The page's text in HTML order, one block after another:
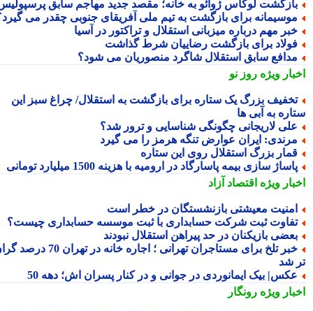
لوکاس ژوائو به خانه؛ مقصد جدید مهاجم سابق پرسپولیس
برای بازگشت به تیم ملی آفریقای جنوبی چقدر می گیرد؟
مهم درباره میزبانی استقلال و تراکتور در آسیا
برای بازگشت رضاییان شرط گذاشت
سابق استقلال شاگرد منصوریان می شود؟
ویژهروز نو
بزرگ یک ستاره برای بازگشت به استقلال/ چراغ سبز این
به آبی ها
لاریجانی چگونگی شناسایی و ترور شد؟
ایران عوارض تنگه هرمز را می گیرد
بزرگ استقلال روی این ستاره
سازی بیمه پاسارگاد در ارومیه با هزینه 1500 میلیارد تومانی
ویژهاقتصاد آزاد
معیشتی بازنشستگان در خطر است
ثبت شرکت حسابداری با ثبت موسسه حسابداری چیست؟
بازیکنان در حد پیراهن استقلال نبودند
خبر تلخ برای مستاجران تهرانی ؛ اجاره خانه در تهران 70 درصد گران
شد
بیک ایمانوردی در جوانی و در کنار پسران اش؛ دهه 50
ویژهرونگار